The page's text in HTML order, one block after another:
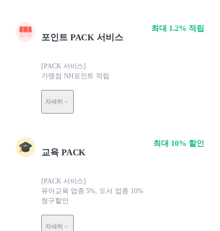
포인트 PACK 서비스
[PACK 서비스]
가맹점 NH포인트 적립
자세히
최대 1.2% 적립
교육 PACK
[PACK 서비스]
유아교육 업종 5%, 도서 업종 10%
청구할인
자세히
최대 10% 할인